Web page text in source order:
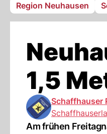
Region Neuhausen
1,5
Schaffhauser
Am frühen